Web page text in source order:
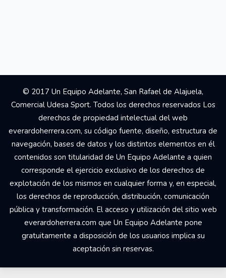
© 2017 Un Equipo Adelante, San Rafael de Alajuela,
Comercial Udesa Sport. Todos los derechos reservados Los
derechos de propiedad intelectual del web
everardoherrera.com, su código fuente, diseño, estructura de
navegación, bases de datos y los distintos elementos en él
contenidos son titularidad de Un Equipo Adelante a quien
corresponde el ejercicio exclusivo de los derechos de
explotación de los mismos en cualquier forma y, en especial,
los derechos de reproducción, distribución, comunicación
pública y transformación. El acceso y utilización del sitio web
everardoherrera.com que Un Equipo Adelante pone
gratuitamente a disposición de los usuarios implica su
aceptación sin reservas.